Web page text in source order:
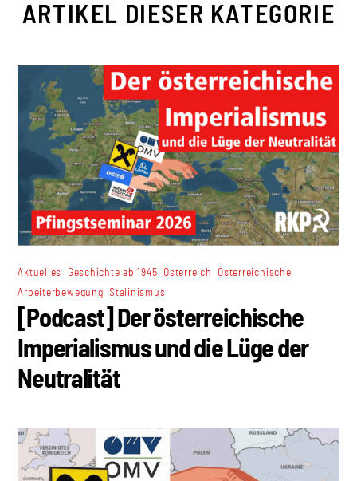
ARTIKEL DIESER KATEGORIE
Aktuelles Geschichte ab 1945 Österreich Österreichische
Arbeiterbewegung ,Stalinismus
[Podcast] Der österreichische
Imperialismus und die Lüge der
Neutralität